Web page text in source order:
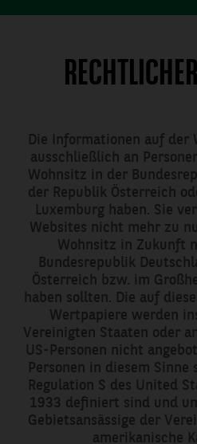
Die Informationen auf der
ausschließlich an
Wohnsitz in der
der Republik Österreich
Luxemburg haben. Sie
Websites nicht mehr zu
Wohnsitz in Zukunft
Bundesrepublik
Österreich bzw. im
haben sollten. Die auf
Wertpapiere werden
Vereinigten Staaten oder
US-Personen nicht
Personen in diesem
Regulation S des United
1933 definiert sind und
Gebietsansässige der
amerikanische